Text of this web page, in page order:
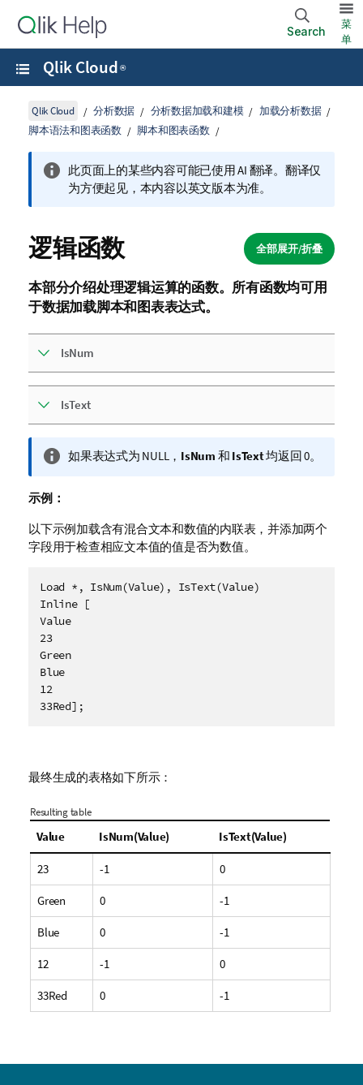
Search
菜
单
Qlik Cloud ®
Qlik Cloud 分析数据 分析数据加载和建模
加载分析数据
脚本语法和图表函数
脚本和图表函数
此页面上的某些内容可能已使用 AI 翻译。翻译仅
为方便起见，本内容以英文版本为准。
全部展开/折叠
逻辑函数
本部分介绍处理逻辑运算的函数。所有函数均可用
于数据加载脚本和图表表达式。
IsNum
IsText
信
如果表达式为 NULL， IsNum 和 IsText均返回 0。
示例：
以下示例加载含有混合文本和数值的内联表，并添加两个
字段用于检查相应文本值的值是否为数值。
Load *, IsNum(Value), IsText(Value)
Inline [
Value
23
Green
Blue
12
33Red];
最终生成的表格如下所示：
Resulting table
Value IsNum(Value) IsText(Value)
23 -1 0
Green 0 -1
Blue 0 -1
12 -1 0
33Red 0 -1